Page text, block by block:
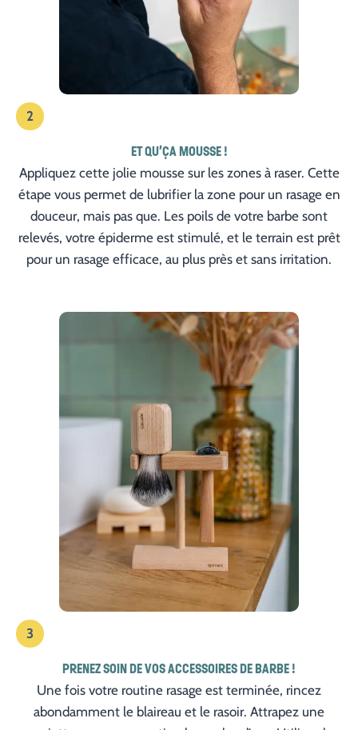
2
ET QU’ÇA MOUSSE !
Appliquez cette jolie mousse sur les zones à raser. Cette
étape vous permet de lubrifier la zone pour un rasage en
douceur, mais pas que. Les poils de votre barbe sont
relevés, votre épiderme est stimulé, et le terrain est prêt
pour un rasage efficace, au plus près et sans irritation.
3
PRENEZ SOIN DE VOS ACCESSOIRES DE BARBE !
Une fois votre routine rasage est terminée, rincez
abondamment le blaireau et le rasoir. Attrapez une